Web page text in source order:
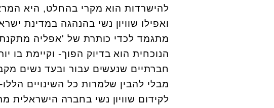
להישרדות הוא מקרי בהחלט, היא
ואפילו שוויון נשי בהנהגה במדינת
מתגמד לכדי כותרת של 'אפליה
הנוכחית הוא בדיוק הפוך- וקיימת בו
חברתיים שנעשים עבור ובעד נשים
מבלי להבין שלמרות כל השינויים
לקידום שוויון נשי בחברה